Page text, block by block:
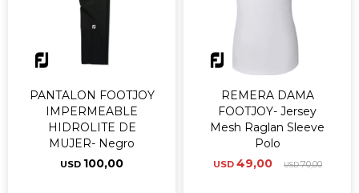
PANTALON FOOTJOY
IMPERMEABLE
HIDROLITE DE
MUJER- Negro
USD 100,00
REMERA DAMA
FOOTJOY- Jersey
Mesh Raglan Sleeve
Polo
USD 49,00 USD70,00